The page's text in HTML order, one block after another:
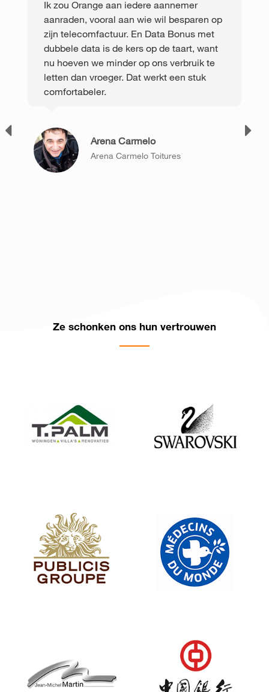
Ik zou Orange aan iedere aannemer
aanraden, vooral aan wie wil besparen op
zijn telecomfactuur. En Data Bonus met
dubbele data is de kers op de taart, want
nu hoeven we minder op ons verbruik te
letten dan vroeger. Dat werkt een stuk
comfortabeler.
Arena Carmelo
Arena Carmelo Toitures
Ze schonken ons hun vertrouwen